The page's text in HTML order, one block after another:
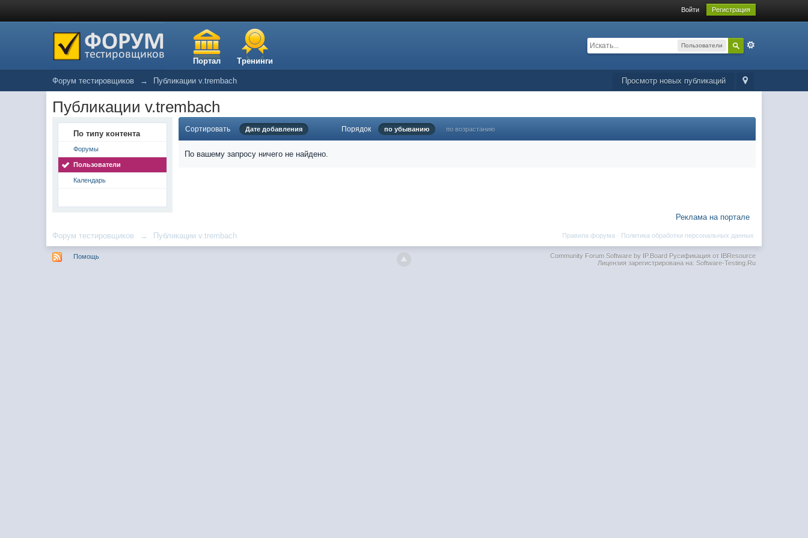
Войти Регистрация
Портал Тренинги
Пользователи
Просмотр новых публикаций
Форум тестировщиков → Публикации v.trembach
Публикации v.trembach
По типу контента
Форумы
Пользователи
Календарь
Сортировать Дате добавления Порядок по убыванию по возрастанию
По вашему запросу ничего не найдено.
Реклама на портале
Форум тестировщиков → Публикации v.trembach Политика обработки персональных данных
Правила форума ·
Помощь Community Forum Software by IP.BoardРусификация от IBResource
Лицензия зарегистрирована на: Software-Testing.Ru